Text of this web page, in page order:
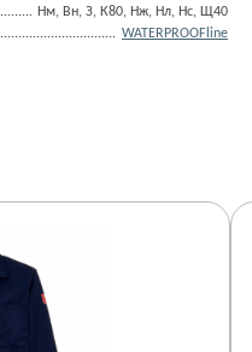
Нм, Вн, З, К80, Нж, Нл, Нс, Щ40
WATERPROOFline